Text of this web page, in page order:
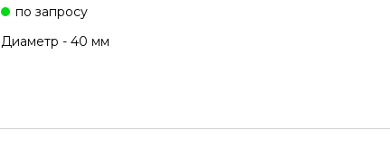
по запросу
Диаметр - 40 мм